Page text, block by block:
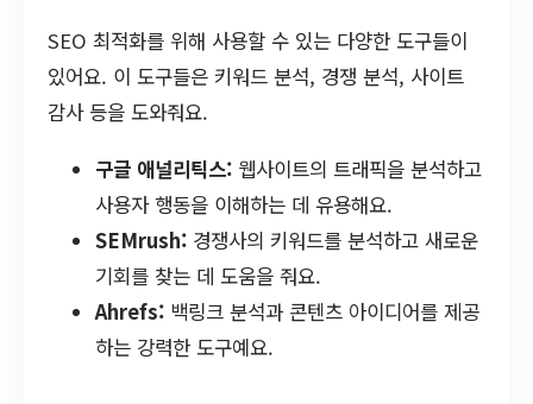
SEO 최적화를 위해 사용할 수 있는 다양한 도구들이
있어요. 이 도구들은 키워드 분석, 경쟁 분석, 사이트
감사 등을 도와줘요.
구글 애널리틱스: 웹사이트의 트래픽을 분석하고
사용자 행동을 이해하는 데 유용해요.
SEMrush: 경쟁사의 키워드를 분석하고 새로운
기회를 찾는 데 도움을 줘요.
Ahrefs: 백링크 분석과 콘텐츠 아이디어를 제공
하는 강력한 도구예요.